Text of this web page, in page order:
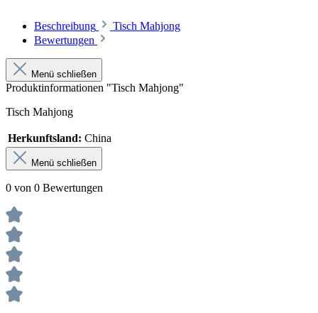
Beschreibung
Tisch Mahjong
Bewertungen
Menü schließen
Produktinformationen "Tisch Mahjong"
Tisch Mahjong
Herkunftsland: China
Menü schließen
0 von 0 Bewertungen